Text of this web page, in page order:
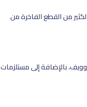
من القطع الفاخرة من
بالإضافة إلى مستلزمات